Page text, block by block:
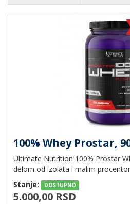
100% Whey Prostar,
Ultimate Nutrition 100% Prostar
delom od izolata i malim
Stanje:
DOSTUPNO
5.000,00 RSD